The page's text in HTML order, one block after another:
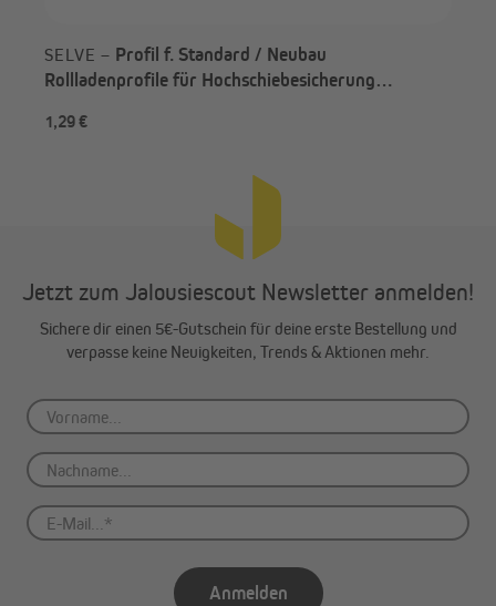
SELVE – Profil f. Standard / Neubau
Rollladenprofile für Hochschiebesicherung
1,29 €
Jetzt zum Jalousiescout Newsletter anmelden!
Sichere dir einen 5€-Gutschein für deine erste Bestellung und
verpasse keine Neuigkeiten, Trends & Aktionen mehr.
Anmelden